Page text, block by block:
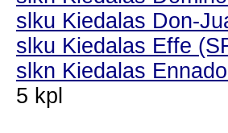
slku Kiedalas Don-
slku Kiedalas Effe
slkn Kiedalas
5 kpl